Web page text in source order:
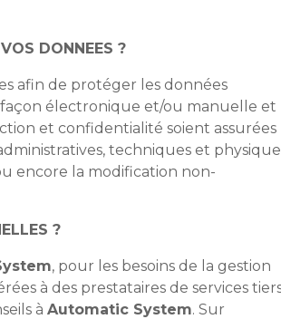
DONNEES ?
afin de protéger les données
façon électronique et/ou manuelle et
et confidentialité soient assurées
techniques et
encore la modification non-
?
, pour les besoins de la gestion
à des prestataires de services
à Automatic System. Sur